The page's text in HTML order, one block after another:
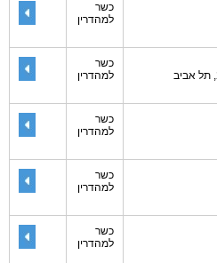
כשר
למהדרין
כשר
למהדרין
כשר
למהדרין
כשר
למהדרין
כשר
למהדרין